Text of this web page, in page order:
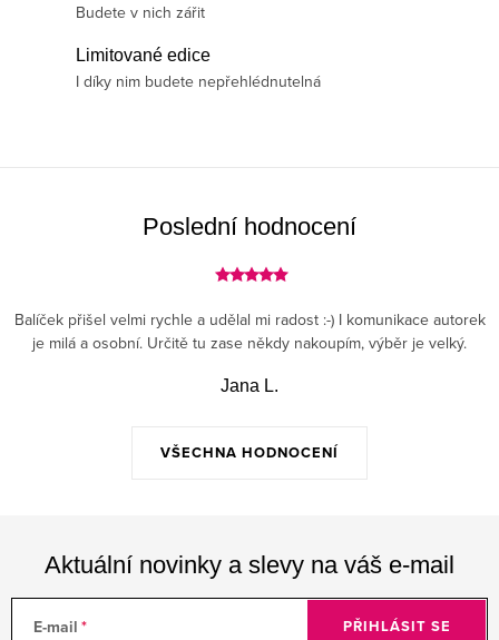
Budete v nich zářit
Limitované edice
I díky nim budete nepřehlédnutelná
Poslední hodnocení
VŠECHNA HODNOCENÍ
Balíček přišel velmi rychle a udělal mi radost :-) I komunikace autorek
je milá a osobní. Určitě tu zase někdy nakoupím, výběr je velký.
Jana L.
Aktuální novinky a slevy na váš e-mail
E-mail PŘIHLÁSIT SE